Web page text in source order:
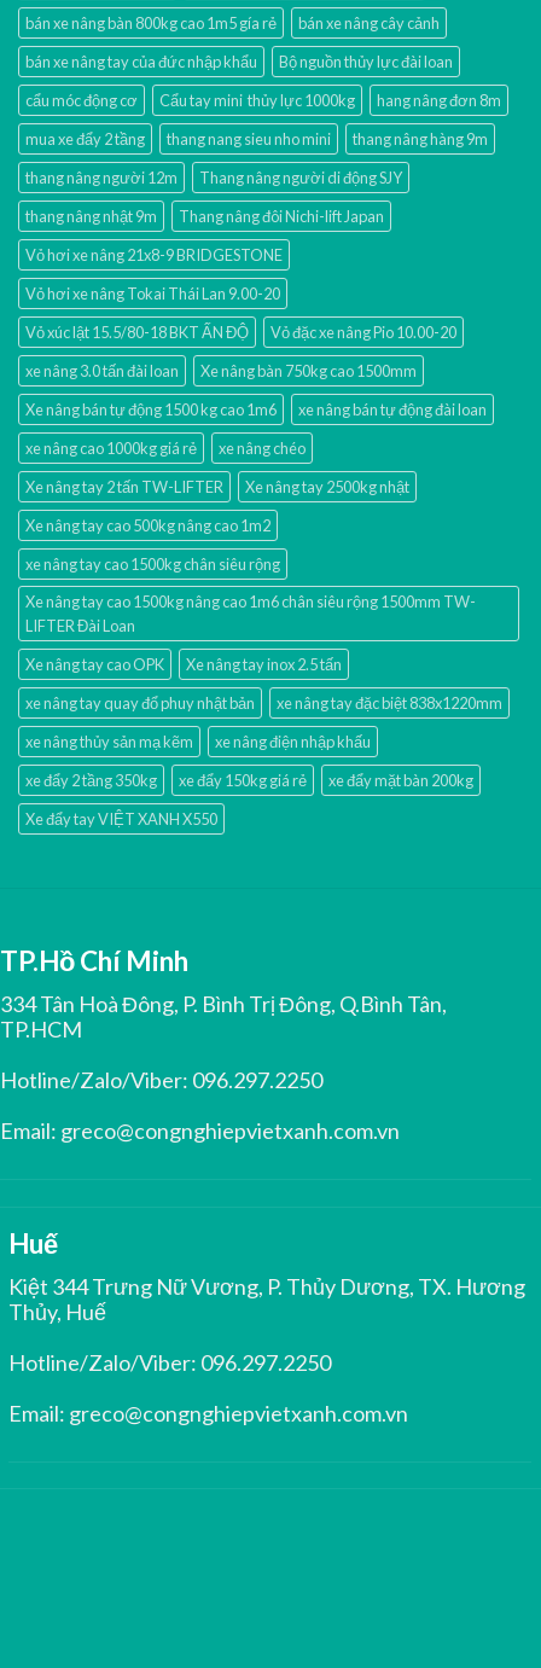
bán xe nâng bàn 800kg cao 1m5 gía rẻ
bán xe nâng cây cảnh
bán xe nâng tay của đức nhập khẩu
Bộ nguồn thủy lực đài loan
cẩu móc động cơ
Cẩu tay mini thủy lực 1000kg
hang nâng đơn 8m
mua xe đẩy 2 tầng
thang nang sieu nho mini
thang nâng hàng 9m
thang nâng người 12m
Thang nâng người di động SJY
thang nâng nhật 9m
Thang nâng đôi Nichi-lift Japan
Vỏ hơi xe nâng 21x8-9 BRIDGESTONE
Vỏ hơi xe nâng Tokai Thái Lan 9.00-20
Vỏ xúc lật 15.5/80-18 BKT ẤN ĐỘ
Vỏ đặc xe nâng Pio 10.00-20
xe nâng 3.0 tấn đài loan
Xe nâng bàn 750kg cao 1500mm
Xe nâng bán tự động 1500 kg cao 1m6
xe nâng bán tự động đài loan
xe nâng cao 1000kg giá rẻ
xe nâng chéo
Xe nâng tay 2 tấn TW-LIFTER
Xe nâng tay 2500kg nhật
Xe nâng tay cao 500kg nâng cao 1m2
xe nâng tay cao 1500kg chân siêu rộng
Xe nâng tay cao 1500kg nâng cao 1m6 chân siêu rộng 1500mm TW-
LIFTER Đài Loan
Xe nâng tay cao OPK
Xe nâng tay inox 2.5 tấn
xe nâng tay quay đổ phuy nhật bản
xe nâng tay đặc biệt 838x1220mm
xe nâng thủy sản mạ kẽm
xe nâng điện nhập khấu
xe đẩy 2 tầng 350kg
xe đẩy 150kg giá rẻ
xe đẩy mặt bàn 200kg
Xe đẩy tay VIỆT XANH X550
TP.Hồ Chí Minh
334 Tân Hoà Đông, P. Bình Trị Đông, Q.Bình Tân,
TP.HCM
Hotline/Zalo/Viber: 096.297.2250
Email: greco@congnghiepvietxanh.com.vn
Huế
Kiệt 344 Trưng Nữ Vương, P. Thủy Dương, TX. Hương
Thủy, Huế
Hotline/Zalo/Viber: 096.297.2250
Email: greco@congnghiepvietxanh.com.vn